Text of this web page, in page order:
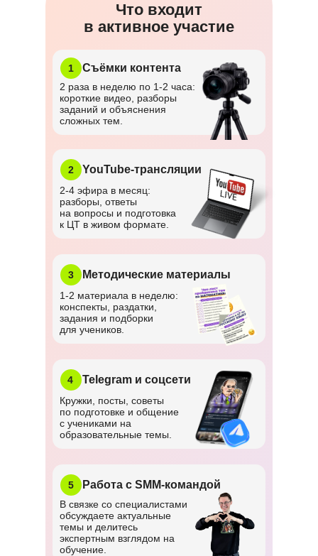
1 Съёмки контента
2 раза в неделю по 1-2 часа:
короткие видео, разборы
заданий и объяснения
сложных тем.
2 YouTube-трансляции
2-4 эфира в месяц:
разборы, ответы
на вопросы и подготовка
к ЦТ в живом формате.
3 Методические материалы
1-2 материала в неделю:
конспекты, раздатки,
задания и подборки
для учеников.
4 Telegram и соцсети
Кружки, посты, советы
по подготовке и общение
с учениками на
образовательные темы.
5 Работа с SMM-командой
В связке со специалистами
обсуждаете актуальные
темы и делитесь
экспертным взглядом на
обучение.
Что входит
в активное участие